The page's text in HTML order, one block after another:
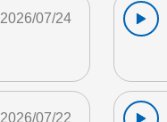
2026/07/24
2026/07/22